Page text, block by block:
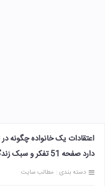
اعتقادات یک خانواده چگونه
دارد صفحه 51 تفکر و سبک زندگی هفتم
دسته بندی : مطالب سایت